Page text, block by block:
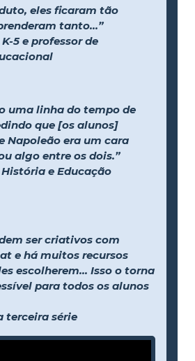
eles ficaram tão
tanto...”
5 e professor de
uma linha do tempo de
que [os alunos]
Napoleão era um cara
algo entre os dois.”
História e Educação
ser criativos com
e há muitos recursos
escolherem... Isso o torna
para todos os alunos
terceira série